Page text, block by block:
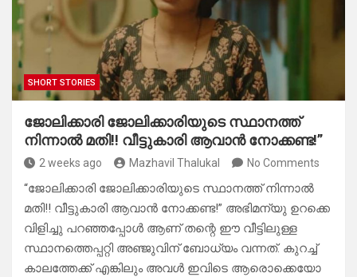
SHORT STORIES
ജോലിക്കാരി ജോലിക്കാരിയുടെ സ്ഥാനത്ത്
നിന്നാൽ മതി!! വീട്ടുകാരി ആവാൻ നോക്കണ്ട!”
2 weeks ago Mazhavil Thalukal No Comments
“ജോലിക്കാരി ജോലിക്കാരിയുടെ സ്ഥാനത്ത് നിന്നാൽ
മതി!! വീട്ടുകാരി ആവാൻ നോക്കണ്ട!” ​അഭിമന്യു ഉറക്കെ
വിളിച്ചു പറഞ്ഞപ്പോൾ ആണ് തന്റെ ഈ വീട്ടിലുള്ള
സ്ഥാനത്തെപ്പറ്റി അഞ്ജുവിന് ബോധ്യം വന്നത്. കുറച്ച്
കാലത്തേക്ക് എങ്കിലും അവൾ ഇവിടെ ആരൊക്കെയോ